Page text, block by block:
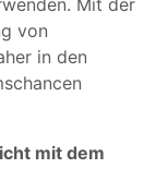
von
in den
mit dem